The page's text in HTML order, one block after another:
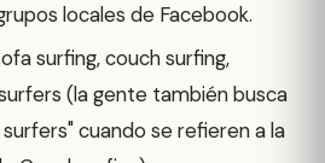
locales de Facebook.
surfing, couch surfing,
(la gente también busca
cuando se refieren a la